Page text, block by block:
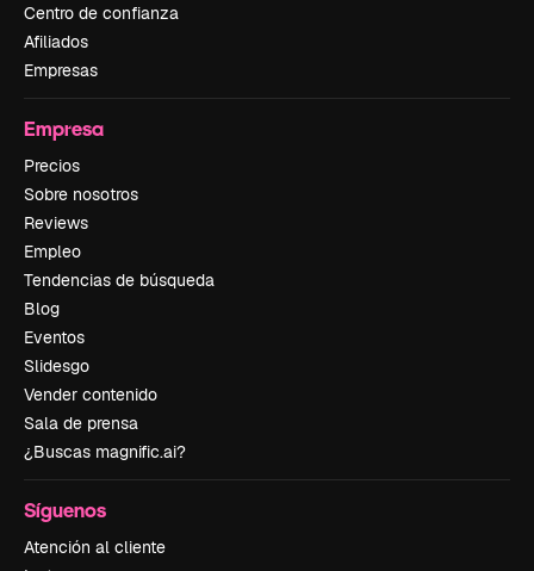
Centro de confianza
Afiliados
Empresas
Empresa
Precios
Sobre nosotros
Reviews
Empleo
Tendencias de búsqueda
Blog
Eventos
Slidesgo
Vender contenido
Sala de prensa
¿Buscas magnific.ai?
Síguenos
Atención al cliente